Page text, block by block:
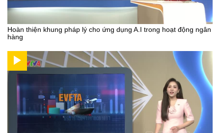
Hoàn thiện khung pháp lý cho ứng dụng A.I trong hoạt động ngân
hàng